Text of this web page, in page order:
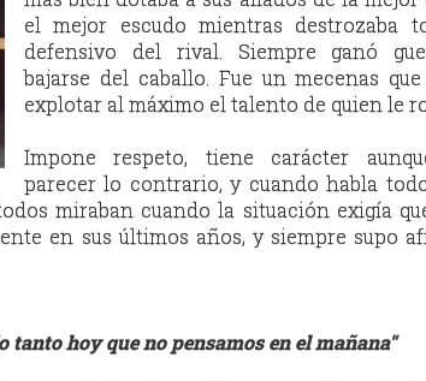
el mejor escudo mientras destrozaba
defensivo del rival. Siempre ganó
bajarse del caballo. Fue un mecenas
explotar al máximo el talento de quien le
Impone respeto, tiene carácter
parecer lo contrario, y cuando habla
miraban cuando la situación exigía
en sus últimos años, y siempre supo
tanto hoy que no pensamos en el mañana"